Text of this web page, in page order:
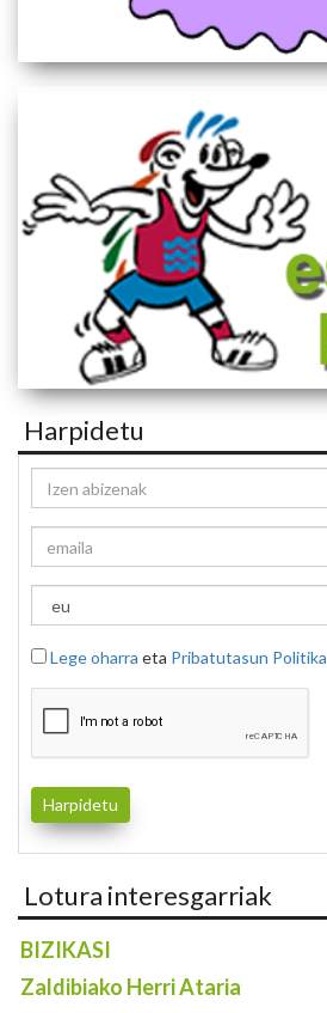
Harpidetu
Lege oharra eta Pribatutasun Politika
Lotura interesgarriak
BIZIKASI
Zaldibiako Herri Ataria